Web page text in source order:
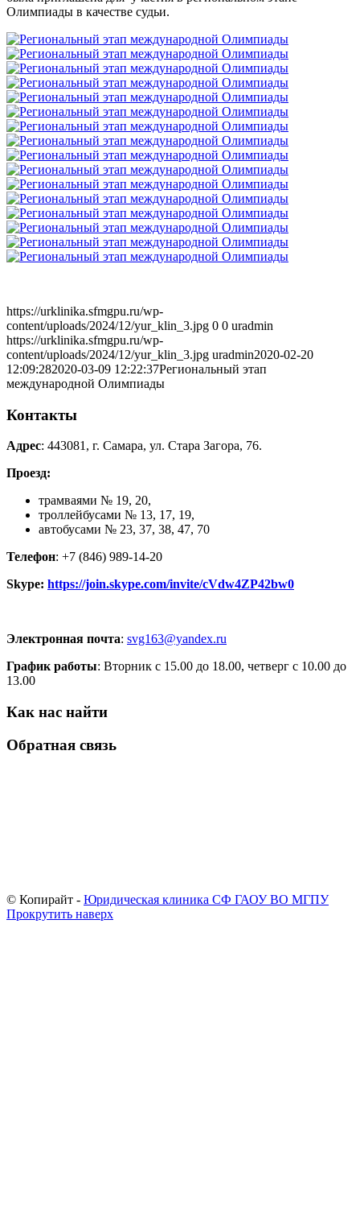
Олимпиады в качестве судьи.
https://urklinika.sfmgpu.ru/wp-
content/uploads/2024/12/yur_klin_3.jpg 0 0 uradmin
https://urklinika.sfmgpu.ru/wp-
content/uploads/2024/12/yur_klin_3.jpg uradmin2020-02-20
12:09:282020-03-09 12:22:37Региональный этап
международной Олимпиады
Контакты
Адрес: 443081, г. Самара, ул. Стара Загора, 76.
Проезд:
трамваями № 19, 20,
троллейбусами № 13, 17, 19,
автобусами № 23, 37, 38, 47, 70
Телефон: +7 (846) 989-14-20
Skype: https://join.skype.com/invite/cVdw4ZP42bw0
Электронная почта: svg163@yandex.ru
График работы: Вторник с 15.00 до 18.00, четверг с 10.00 до
13.00
Как нас найти
Обратная связь
© Копирайт - Юридическая клиника СФ ГАОУ ВО МГПУ
Прокрутить наверх